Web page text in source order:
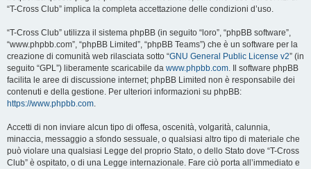
“T-Cross Club” implica la completa accettazione delle condizioni d’uso.
“T-Cross Club” utilizza il sistema phpBB (in seguito “loro”, “phpBB software”,
“www.phpbb.com”, “phpBB Limited”, “phpBB Teams”) che è un software per la
creazione di comunità web rilasciata sotto “GNU General Public License v2” (in
seguito “GPL”) liberamente scaricabile da www.phpbb.com. Il software phpBB
facilita le aree di discussione internet; phpBB Limited non è responsabile dei
contenuti e della gestione. Per ulteriori informazioni su phpBB:
https://www.phpbb.com.
Accetti di non inviare alcun tipo di offesa, oscenità, volgarità, calunnia,
minaccia, messaggio a sfondo sessuale, o qualsiasi altro tipo di materiale che
può violare una qualsiasi Legge del proprio Stato, o dello Stato dove “T-Cross
Club” è ospitato, o di una Legge internazionale. Fare ciò porta all’immediato e